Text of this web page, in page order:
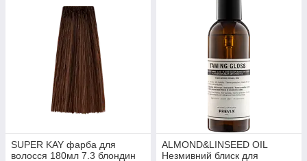
SUPER KAY фарба для
волосся 180мл 7.3 блондин
ALMOND&LINSEED OIL
Незмивний блиск для